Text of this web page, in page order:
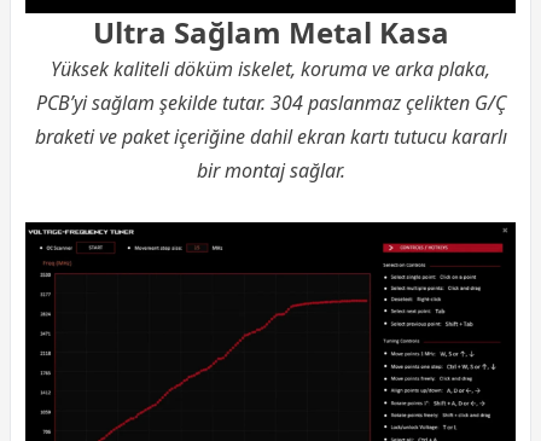
Ultra Sağlam Metal Kasa
Yüksek kaliteli döküm iskelet, koruma ve arka plaka,
PCB’yi sağlam şekilde tutar. 304 paslanmaz çelikten G/Ç
braketi ve paket içeriğine dahil ekran kartı tutucu kararlı
bir montaj sağlar.